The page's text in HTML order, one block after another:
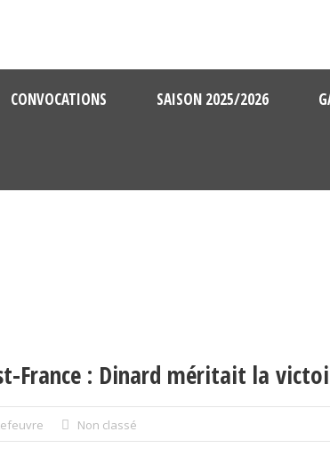
CONVOCATIONS SAISON 2025/2026
France : Dinard méritait la
Non classé